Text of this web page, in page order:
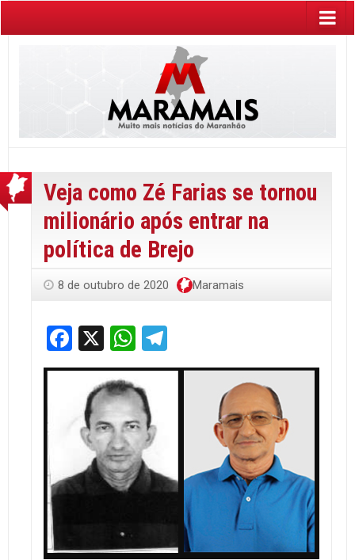
Veja como Zé Farias se tornou
milionário após entrar na
política de Brejo
8 de outubro de 2020 Maramais
Facebook
X WhatsApp